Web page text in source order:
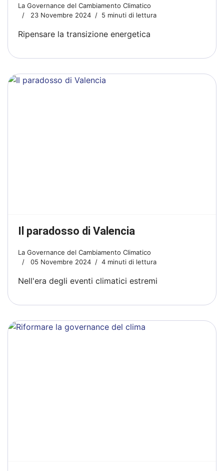
La Governance del Cambiamento Climatico
23 Novembre 2024
5 minuti di lettura
Ripensare la transizione energetica
Il paradosso di Valencia
La Governance del Cambiamento Climatico
05 Novembre 2024
4 minuti di lettura
Nell'era degli eventi climatici estremi